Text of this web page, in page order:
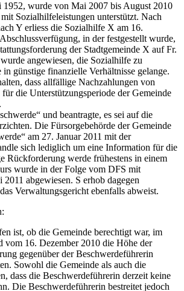
1952, wurde von Mai 2007 bis August 2010
Sozialhilfeleistungen unterstützt. Nach
Y erliess die Sozialhilfe X am 16.
in der festgestellt wurde,
der Stadtgemeinde X auf Fr.
angewiesen, die Sozialhilfe zu
günstige finanzielle Verhältnisse gelange.
dass allfällige Nachzahlungen von
die Unterstützungsperiode der Gemeinde
und beantragte, es sei auf die
Die Fürsorgebehörde der Gemeinde
am 27. Januar 2011 mit der
sich lediglich um eine Information für die
Rückforderung werde frühestens in einem
wurde in der Folge vom DFS mit
abgewiesen. S erhob dagegen
Verwaltungsgericht ebenfalls abweist.
ist, ob die Gemeinde berechtigt war, im
vom 16. Dezember 2010 die Höhe der
gegenüber der Beschwerdeführerin
Sowohl die Gemeinde als auch die
dass die Beschwerdeführerin derzeit keine
Die Beschwerdeführerin bestreitet jedoch